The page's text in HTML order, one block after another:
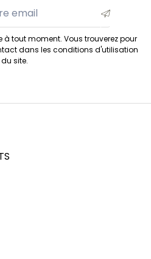
à tout moment. Vous trouverez pour
dans les conditions d'utilisation
du site.